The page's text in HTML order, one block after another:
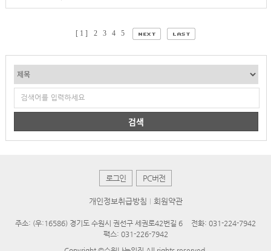
[ 1 ] 2 3 4 5
검색
로그인 PC버전
개인정보취급방침 회원약관
주소: (우:16586) 경기도 수원시 권선구 세권로42번길 6
전화: 031-224-7942
팩스: 031-226-7942